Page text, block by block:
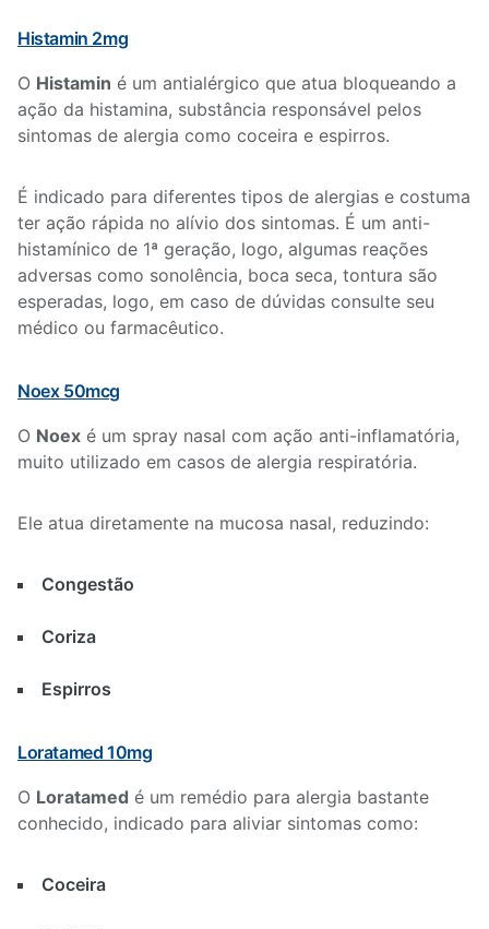
Histamin 2mg
O Histamin é um antialérgico que atua bloqueando a
ação da histamina, substância responsável pelos
sintomas de alergia como coceira e espirros.
É indicado para diferentes tipos de alergias e costuma
ter ação rápida no alívio dos sintomas. É um anti-
histamínico de 1ª geração, logo, algumas reações
adversas como sonolência, boca seca, tontura são
esperadas, logo, em caso de dúvidas consulte seu
médico ou farmacêutico.
Noex 50mcg
O Noex é um spray nasal com ação anti-inflamatória,
muito utilizado em casos de alergia respiratória.
Ele atua diretamente na mucosa nasal, reduzindo:
Congestão
Coriza
Espirros
Loratamed 10mg
O Loratamed é um remédio para alergia bastante
conhecido, indicado para aliviar sintomas como:
Coceira